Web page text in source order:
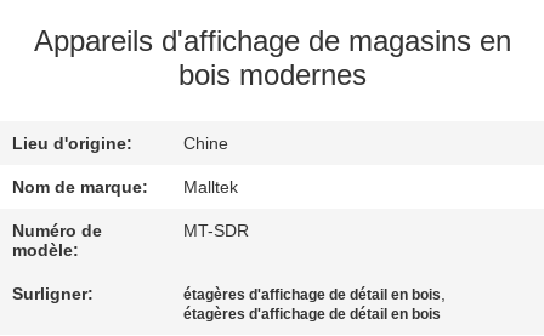
NOUS
D'USINE
CONTRÔLE
DE
QUALITÉ
Appareils d'affichage de magasins en
bois modernes
Lieu d'origine: Chine
Nom de marque: Malltek
Numéro de
modèle:
MT-SDR
Surligner: étagères d'affichage de détail en bois,
étagères d'affichage de détail en bois